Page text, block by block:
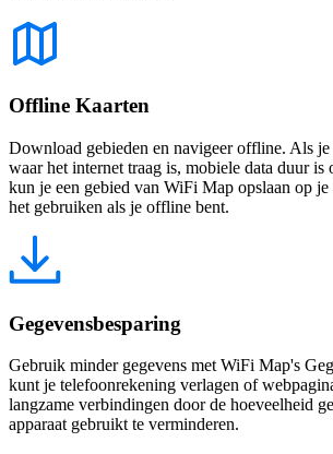
Offline Kaarten
Download gebieden en navigeer offline. Als je
waar het internet traag is, mobiele data duur
kun je een gebied van WiFi Map opslaan op
het gebruiken als je offline bent.
Gegevensbesparing
Gebruik minder gegevens met WiFi Map's
kunt je telefoonrekening verlagen of
langzame verbindingen door de hoeveelheid
apparaat gebruikt te verminderen.